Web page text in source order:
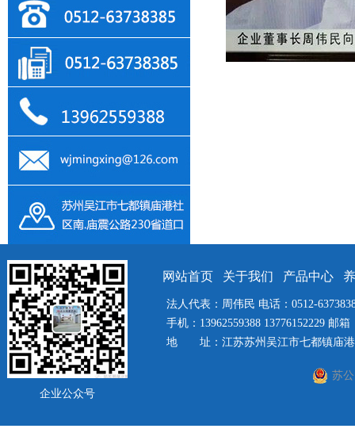
网站首页 关于我们 产品中心
法人代表：周伟民 电话：0512-
手机：13962559388 13776152229 邮
地 址：江苏苏州吴江市七都镇庙港
苏
企业公众号